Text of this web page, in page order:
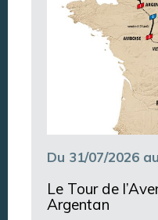
Du 31/07/2026
Le Tour de
Argentan